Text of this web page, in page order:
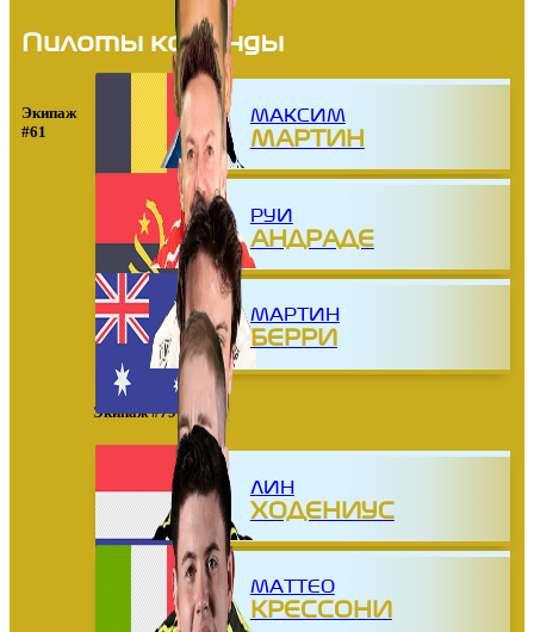
Пилоты команды
Экипаж
#61
МАКСИМ
МАРТИН
РУИ
АНДРАДЕ
МАРТИН
БЕРРИ
Экипаж #79
ЛИН
ХОДЕНИУС
МАТТЕО
КРЕССОНИ